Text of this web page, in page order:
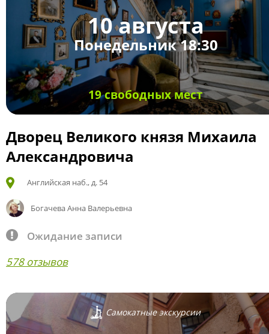
10 августа
Понедельник 18:30
19 свободных мест
Дворец Великого князя Михаила
Александровича
Английская наб., д. 54
Богачева Анна Валерьевна
Ожидание записи
578 отзывов
Самокатные экскурсии